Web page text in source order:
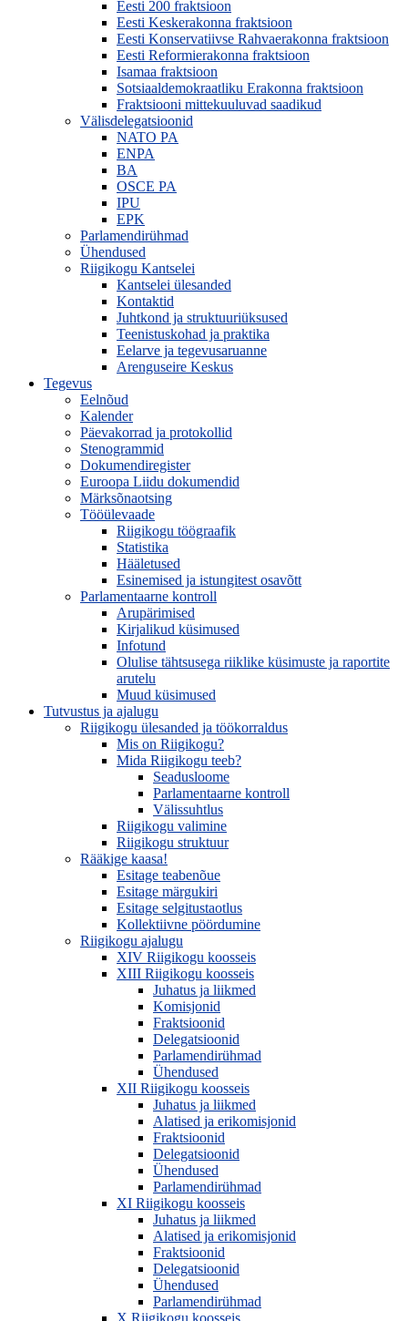
Eesti 200 fraktsioon
Eesti Keskerakonna fraktsioon
Eesti Konservatiivse Rahvaerakonna fraktsioon
Eesti Reformierakonna fraktsioon
Isamaa fraktsioon
Sotsiaaldemokraatliku Erakonna fraktsioon
Fraktsiooni mittekuuluvad saadikud
Välisdelegatsioonid
NATO PA
ENPA
BA
OSCE PA
IPU
EPK
Parlamendirühmad
Ühendused
Riigikogu Kantselei
Kantselei ülesanded
Kontaktid
Juhtkond ja struktuuriüksused
Teenistuskohad ja praktika
Eelarve ja tegevusaruanne
Arenguseire Keskus
Tegevus
Eelnõud
Kalender
Päevakorrad ja protokollid
Stenogrammid
Dokumendiregister
Euroopa Liidu dokumendid
Märksõnaotsing
Tööülevaade
Riigikogu töögraafik
Statistika
Hääletused
Esinemised ja istungitest osavõtt
Parlamentaarne kontroll
Arupärimised
Kirjalikud küsimused
Infotund
Olulise tähtsusega riiklike küsimuste ja raportite
arutelu
Muud küsimused
Tutvustus ja ajalugu
Riigikogu ülesanded ja töökorraldus
Mis on Riigikogu?
Mida Riigikogu teeb?
Seadusloome
Parlamentaarne kontroll
Välissuhtlus
Riigikogu valimine
Riigikogu struktuur
Rääkige kaasa!
Esitage teabenõue
Esitage märgukiri
Esitage selgitustaotlus
Kollektiivne pöördumine
Riigikogu ajalugu
XIV Riigikogu koosseis
XIII Riigikogu koosseis
Juhatus ja liikmed
Komisjonid
Fraktsioonid
Delegatsioonid
Parlamendirühmad
Ühendused
XII Riigikogu koosseis
Juhatus ja liikmed
Alatised ja erikomisjonid
Fraktsioonid
Delegatsioonid
Ühendused
Parlamendirühmad
XI Riigikogu koosseis
Juhatus ja liikmed
Alatised ja erikomisjonid
Fraktsioonid
Delegatsioonid
Ühendused
Parlamendirühmad
X Riigikogu koosseis